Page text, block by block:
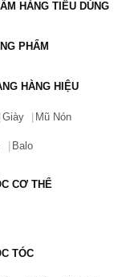
HÀNG TIÊU DÙNG
PHẨM
HÀNG HIỆU
Giày Mũ Nón
Balo
CƠ THỂ
TÓC